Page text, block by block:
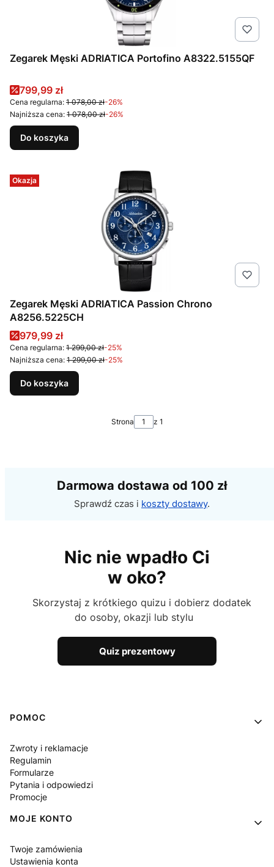
Zegarek Męski ADRIATICA Portofino A8322.5155QF
Cena promocyjna
799,99 zł
Cena regularna: 1 078,00 zł-26%
Najniższa cena: 1 078,00 zł-26%
Do koszyka
Okazja
Zegarek Męski ADRIATICA Passion Chrono
A8256.5225CH
Cena promocyjna
979,99 zł
Cena regularna: 1 299,00 zł-25%
Najniższa cena: 1 299,00 zł-25%
Do koszyka
Strona z 1
Darmowa dostawa od 100 zł
Sprawdź czas i koszty dostawy.
Nic nie wpadło Ci
w oko?
Skorzystaj z krótkiego quizu i dobierz dodatek
do osoby, okazji lub stylu
Quiz prezentowy
Linki w stopce
POMOC
Zwroty i reklamacje
Regulamin
Formularze
Pytania i odpowiedzi
Promocje
MOJE KONTO
Twoje zamówienia
Ustawienia konta